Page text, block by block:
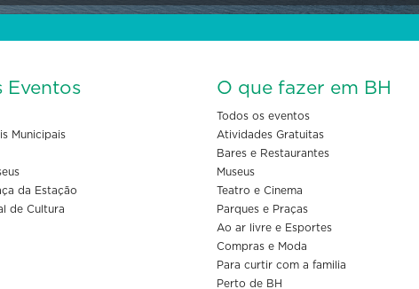
Eventos
Municipais
da Estação
de Cultura
O que fazer em BH
Todos os eventos
Atividades Gratuitas
Bares e Restaurantes
Museus
Teatro e Cinema
Parques e Praças
Ao ar livre e Esportes
Compras e Moda
Para curtir com a familia
Perto de BH